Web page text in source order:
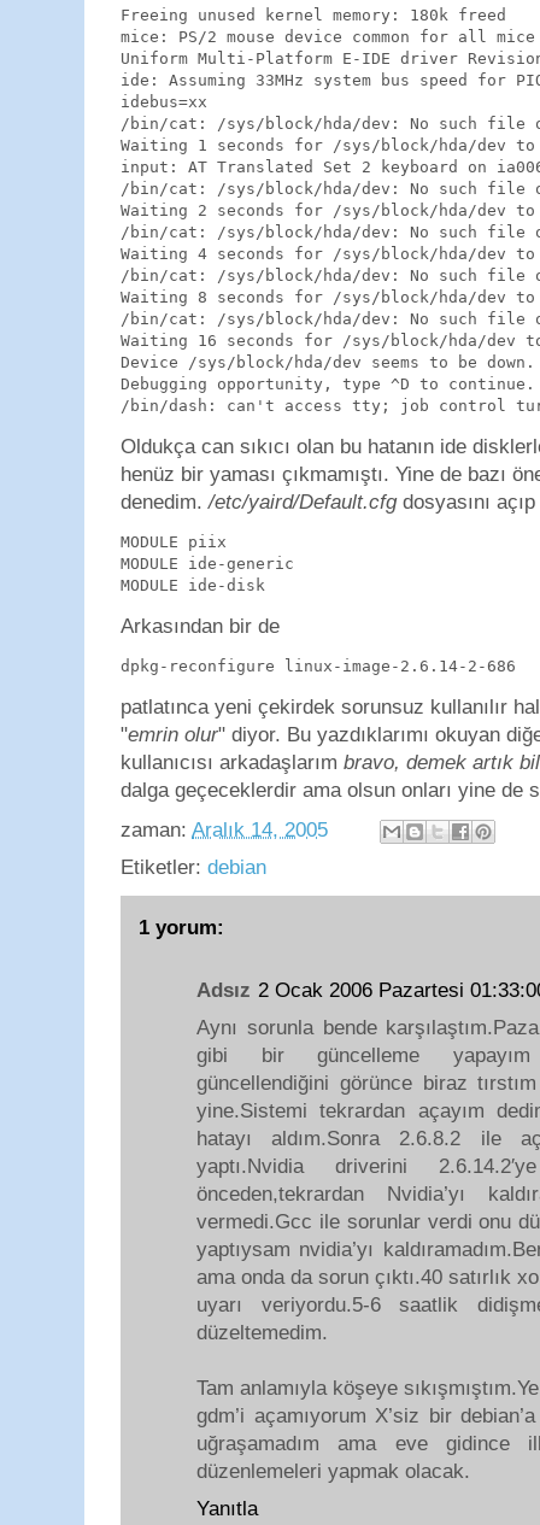
Freeing unused kernel memory: 180k freed
mice: PS/2 mouse device common for all mice
Uniform Multi-Platform E-IDE driver
ide: Assuming 33MHz system bus speed for
idebus=xx
/bin/cat: /sys/block/hda/dev: No such file
Waiting 1 seconds for /sys/block/hda/dev to
input: AT Translated Set 2 keyboard on
/bin/cat: /sys/block/hda/dev: No such file
Waiting 2 seconds for /sys/block/hda/dev to
/bin/cat: /sys/block/hda/dev: No such file
Waiting 4 seconds for /sys/block/hda/dev to
/bin/cat: /sys/block/hda/dev: No such file
Waiting 8 seconds for /sys/block/hda/dev to
/bin/cat: /sys/block/hda/dev: No such file
Waiting 16 seconds for /sys/block/hda/dev
Device /sys/block/hda/dev seems to be down.
Debugging opportunity, type ^D to continue.
Oldukça can sıkıcı olan bu hatanın ide
henüz bir yaması çıkmamıştı. Yine de bazı
denedim./etc/yaird/Default.cfgdosyasını
MODULE piix
MODULE ide-generic
MODULE ide-disk
Arkasından bir de
dpkg-reconfigure linux-image-2.6.14-2-686
patlatınca yeni çekirdek sorunsuz kullanılır
"emrin olur" diyor. Bu yazdıklarımı okuyan
kullanıcısı arkadaşlarım bravo, demek artık
dalga geçeceklerdir ama olsun onları yine de
zaman: Aralık 14, 2005
Etiketler: debian
1 yorum:
Adsız 2 Ocak 2006 Pazartesi
Aynı sorunla bende
gibi bir güncelleme yapayım
güncellendiğini görünce biraz
yine.Sistemi tekrardan açayım
hatayı aldım.Sonra 2.6.8.2 ile
yaptı.Nvidia driverini
önceden,tekrardan Nvidia’yı
vermedi.Gcc ile sorunlar verdi onu
yaptıysam nvidia’yı
ama onda da sorun çıktı.40 satırlık
uyarı veriyordu.5-6 saatlik
düzeltemedim.
Tam anlamıyla köşeye
gdm’i açamıyorum X’siz bir
uğraşamadım ama eve gidince
düzenlemeleri yapmak olacak.
Yanıtla